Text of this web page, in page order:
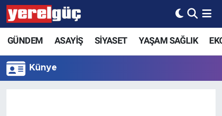
GÜNDEM ASAYİŞ SİYASET YAŞAM SAĞLIK
Künye